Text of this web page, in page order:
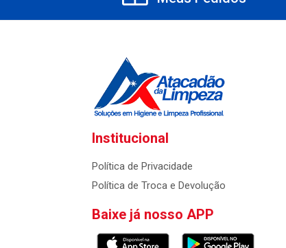
Institucional
Política de Privacidade
Política de Troca e Devolução
Baixe já nosso APP